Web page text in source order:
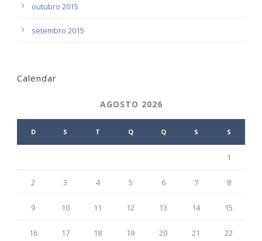
outubro 2015
setembro 2015
Calendar
AGOSTO 2026
D S T Q Q S S
1
2 3 4 5 6 7 8
9 10 11 12 13 14 15
16 17 18 19 20 21 22